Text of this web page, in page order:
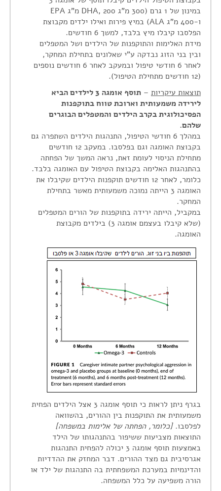
במינון של 1 גרם (300 מ"ג DHA, 200 מ"ג EPA
ו-400 מ"ג ALA) במיץ פירות ואילו ילדים מקבוצת
הפלסבו קיבלו מיץ בלבד, למשך 6 חודשים.
מידת האלימות והתוקפנות של הילדים ושל המטפלים
ובין בני הזוג נבדקה ע"י שאלונים בתחילת המחקר,
לאחר 6 חודשי טיפול ובמעקב לאחר 6 חודשים נוספים
(12 חודשים מתחילת הטיפול).
תוצאות עיקריות –
תוסף אומגה 3 לילדים הביא
לירידה משמעותית וארוכת טווח בתוקפנות
הפסיכולוגית בקרב הילדים והמטפלים הבוגרים
שלהם.
במהלך 6 חודשי הטיפול, התנהגות הילדים השתפרה גם
בקבוצת האומגה וגם בפלסבו. במעקב 12 חודשים
מתחילת הניסוי לעומת זאת, נראה המשך של הפחתה
בהתנהגות האלימה בקבוצת הטיפול עם האומגה בלבד.
כלומר, לאחר 12 חודשים תוקפנות הילדים שקיבלו את
האומגה 3 הייתה נמוכה משמעותית מאשר בתחילת
המחקר.
במקביל, הייתה ירידה בתוקפנות של הורים המטפלים
(שלא קיבלו בעצמם אומגה 3) בילדים מקבוצת
האומגה.
בגרף ניתן לראות כי תוסף אומגה 3 אצל הילדים הפחית
משמעותית את התוקפנות בין ההורים, בהשוואה
לפלסבו.[כלומר, הפחתה של אלימות במשפחה]
התוצאות מצביעות ששיפור בהתנהגותו של הילד
באמצעות תוסף אומגה 3 יכולה להפחית התנהגות
אגרסיבית גם מצד ההורים. דבר המחזק את ההדדיות
והדינמיות במערכת המשפחתית בה התנהגות של ילד או
הורה משפיעה על כלל המשפחה.